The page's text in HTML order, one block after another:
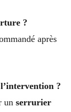
?
après
?
un serrurier